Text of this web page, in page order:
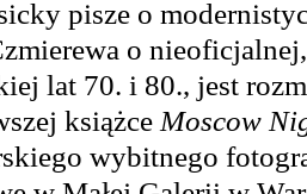
pisze o
o
lat 70. i 80., jest
książceMoscow
wybitnego